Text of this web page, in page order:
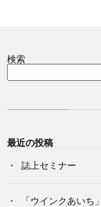
検索
最近の投稿
誌上セミナー
「ウインクあいち